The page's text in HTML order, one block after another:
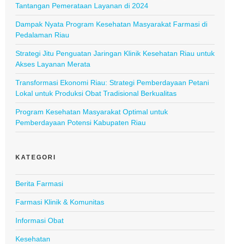
Tantangan Pemerataan Layanan di 2024
Dampak Nyata Program Kesehatan Masyarakat Farmasi di
Pedalaman Riau
Strategi Jitu Penguatan Jaringan Klinik Kesehatan Riau untuk
Akses Layanan Merata
Transformasi Ekonomi Riau: Strategi Pemberdayaan Petani
Lokal untuk Produksi Obat Tradisional Berkualitas
Program Kesehatan Masyarakat Optimal untuk
Pemberdayaan Potensi Kabupaten Riau
KATEGORI
Berita Farmasi
Farmasi Klinik & Komunitas
Informasi Obat
Kesehatan